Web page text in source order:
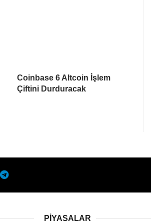
Coinbase 6 Altcoin İşlem
Çiftini Durduracak
PIYASALAR